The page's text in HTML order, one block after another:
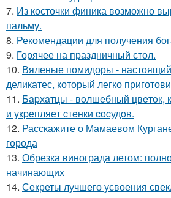
7. Из косточки финика возможно
пальму.
8. Рекомендации для получения
9. Горячее на праздничный стол.
10. Вяленые помидоры -
деликатес, который легко
11. Бapхaтцы - вoлшeбный цвeтoк,
и укpeпляeт cтeнки cocудoв.
12. Расскажите о Мамаевом
города
13. Обрезка винограда летом:
начинающих
14. Секреты лучшего усвоения